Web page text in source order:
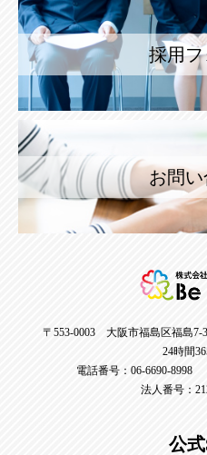
採用フ
お問
〒553-0003 大阪市福島区福島
24時間
電話番号：06-6690-
法人番号：
公式